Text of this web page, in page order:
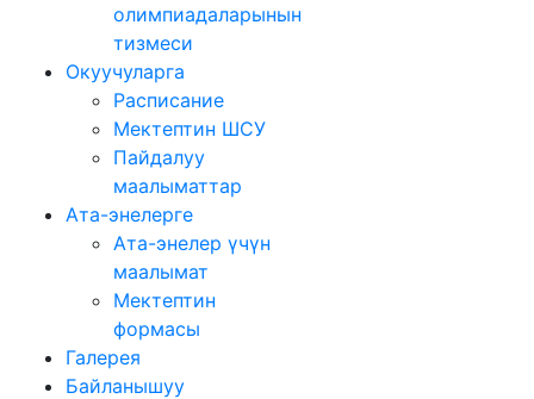
олимпиадаларынын
тизмеси
Окуучуларга
Расписание
Мектептин ШСУ
Пайдалуу
маалыматтар
Ата-энелерге
Ата-энелер үчүн
маалымат
Мектептин
формасы
Галерея
Байланышуу